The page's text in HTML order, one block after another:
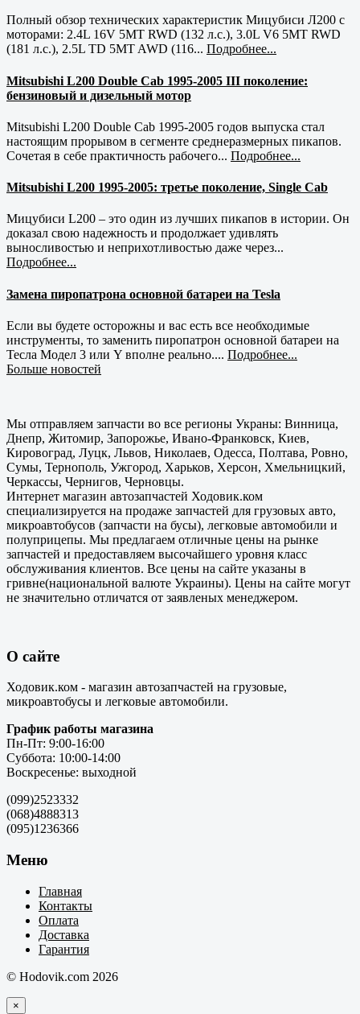
Полный обзор технических характеристик Мицубиси Л200 с
моторами: 2.4L 16V 5MT RWD (132 л.с.), 3.0L V6 5MT RWD
(181 л.с.), 2.5L TD 5MT AWD (116... Подробнее...
Mitsubishi L200 Double Cab 1995-2005 III поколение:
бензиновый и дизельный мотор
Mitsubishi L200 Double Cab 1995-2005 годов выпуска стал
настоящим прорывом в сегменте среднеразмерных пикапов.
Сочетая в себе практичность рабочего... Подробнее...
Mitsubishi L200 1995-2005: третье поколение, Single Cab
Мицубиси L200 – это один из лучших пикапов в истории. Он
доказал свою надежность и продолжает удивлять
выносливостью и неприхотливостью даже через...
Подробнее...
Замена пиропатрона основной батареи на Tesla
Если вы будете осторожны и вас есть все необходимые
инструменты, то заменить пиропатрон основной батареи на
Тесла Модел 3 или Y вполне реально.... Подробнее...
Больше новостей
Мы отправляем запчасти во все регионы Украны: Винница,
Днепр, Житомир, Запорожье, Ивано-Франковск, Киев,
Кировоград, Луцк, Львов, Николаев, Одесса, Полтава, Ровно,
Сумы, Тернополь, Ужгород, Харьков, Херсон, Хмельницкий,
Черкассы, Чернигов, Черновцы.
Интернет магазин автозапчастей Ходовик.ком
специализируется на продаже запчастей для грузовых авто,
микроавтобусов (запчасти на бусы), легковые автомобили и
полуприцепы. Мы предлагаем отличные цены на рынке
запчастей и предоставляем высочайшего уровня класс
обслуживания клиентов. Все цены на сайте указаны в
гривне(национальной валюте Украины). Цены на сайте могут
не значительно отличатся от заявленых менеджером.
О сайте
Ходовик.ком - магазин автозапчастей на грузовые,
микроавтобусы и легковые автомобили.
График работы магазина
Пн-Пт: 9:00-16:00
Суббота: 10:00-14:00
Воскресенье: выходной
(099)2523332
(068)4888313
(095)1236366
Меню
Главная
Контакты
Оплата
Доставка
Гарантия
© Hodovik.com 2026
×